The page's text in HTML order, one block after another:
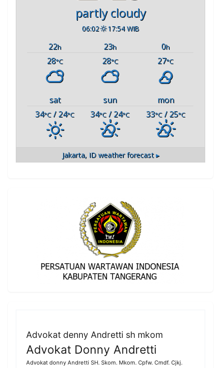
partly cloudy
06:02 17:54 WIB
22h 23h 0h
28°C 28°C 27°C
sat sun
mon
34°C / 24°C 34°C / 24°C 33°C/ 25°C
Jakarta, IDweather forecast ▸
Advokat denny Andretti sh mkom
Advokat Donny Andretti
Advokat donny Andretti SH. Skom. Mkom. Cpfw. Cmdf. Cjkj.